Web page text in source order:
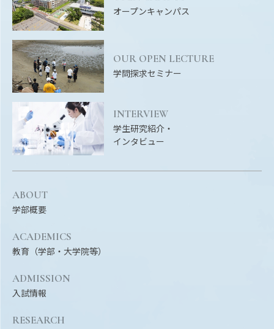
オープンキャンパス
OUR OPEN LECTURE
学問探求セミナー
INTERVIEW
学生研究紹介・
インタビュー
ABOUT
学部概要
ACADEMICS
教育（学部・大学院等）
ADMISSION
入試情報
RESEARCH